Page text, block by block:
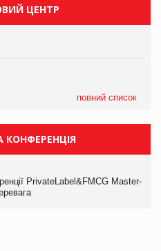
ЦЕНТР
повний список
PrivateLabel&FMCG Master-